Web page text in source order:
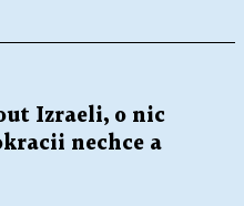
Izraeli, o nic
nechce a